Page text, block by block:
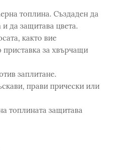
топлина. Създаден да
да защитава цвета.
както вие
за хвърчащи
заплитане.
прави прически или
топлината защитава